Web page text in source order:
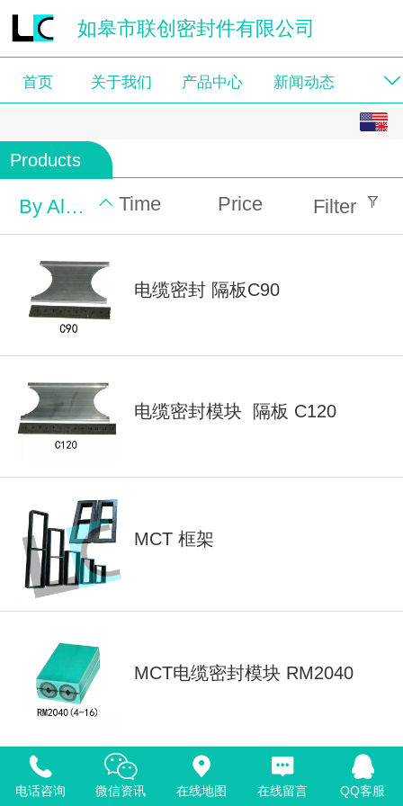
如皋市联创密封件有限公司
首页 关于我们 产品中心 新闻动态
Products
By Alphabet Time Price Filter
电缆密封 隔板C90
电缆密封模块 隔板 C120
MCT 框架
MCT电缆密封模块 RM2040
电话咨询 微信资讯 在线地图 在线留言 QQ客服